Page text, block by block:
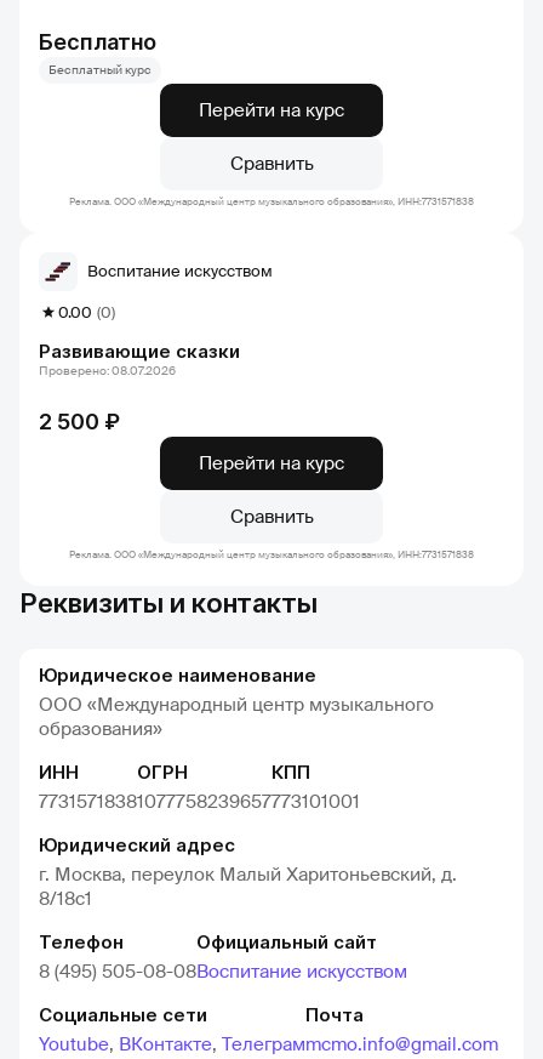
Бесплатно
Бесплатный курс
Перейти на курс
Сравнить
Реклама. ООО «Международный центр музыкального образования», ИНН:7731571838
Развивающие сказки
0.00 (0)
Воспитание искусством
2 500 ₽
Проверено: 08.07.2026
Перейти на курс
Сравнить
Реклама. ООО «Международный центр музыкального образования», ИНН:7731571838
Реквизиты и контакты
Юридическое наименование
ООО «Международный центр музыкального
образования»
ИНН
7731571838
ОГРН
1077758239657
КПП
773101001
Юридический адрес
г. Москва, переулок Малый Харитоньевский, д.
8/18с1
Телефон
8 (495) 505-08-08
Официальный сайт
Воспитание искусством
Социальные сети
Youtube, ВКонтакте, Телеграм
Почта
mcmo.info@gmail.com